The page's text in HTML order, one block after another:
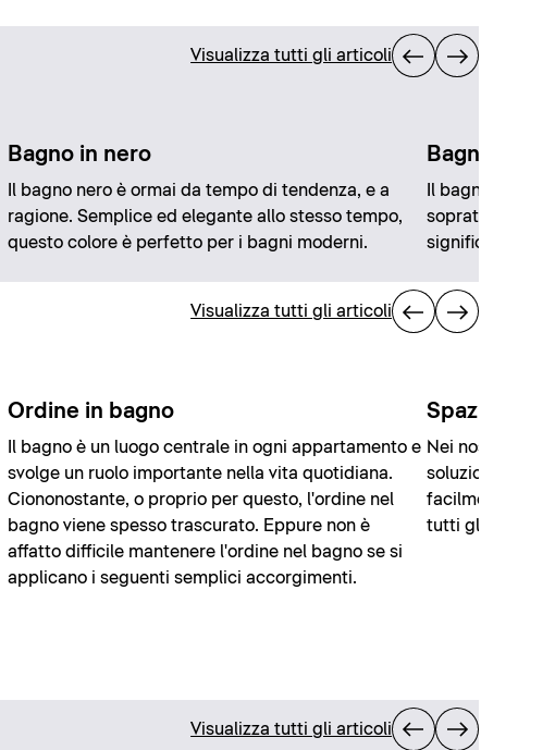
Visualizza tutti gli articoli
Bagno in nero
Il bagno nero è ormai da tempo di tendenza, e a
ragione. Semplice ed elegante allo stesso tempo,
questo colore è perfetto per i bagni moderni.
Bagno
Il bagno en
soprattutto nel
significa
Visualizza tutti gli articoli
Ordine in bagno
Il bagno è un luogo centrale in ogni appartamento e
svolge un ruolo importante nella vita quotidiana.
Ciononostante, o proprio per questo, l'ordine nel
bagno viene spesso trascurato. Eppure non è
affatto difficile mantenere l'ordine nel bagno se si
applicano i seguenti semplici accorgimenti.
Spazio
Nei nostri 8
soluzioni sono
facilmente il
tutti gli utensili.
Visualizza tutti gli articoli